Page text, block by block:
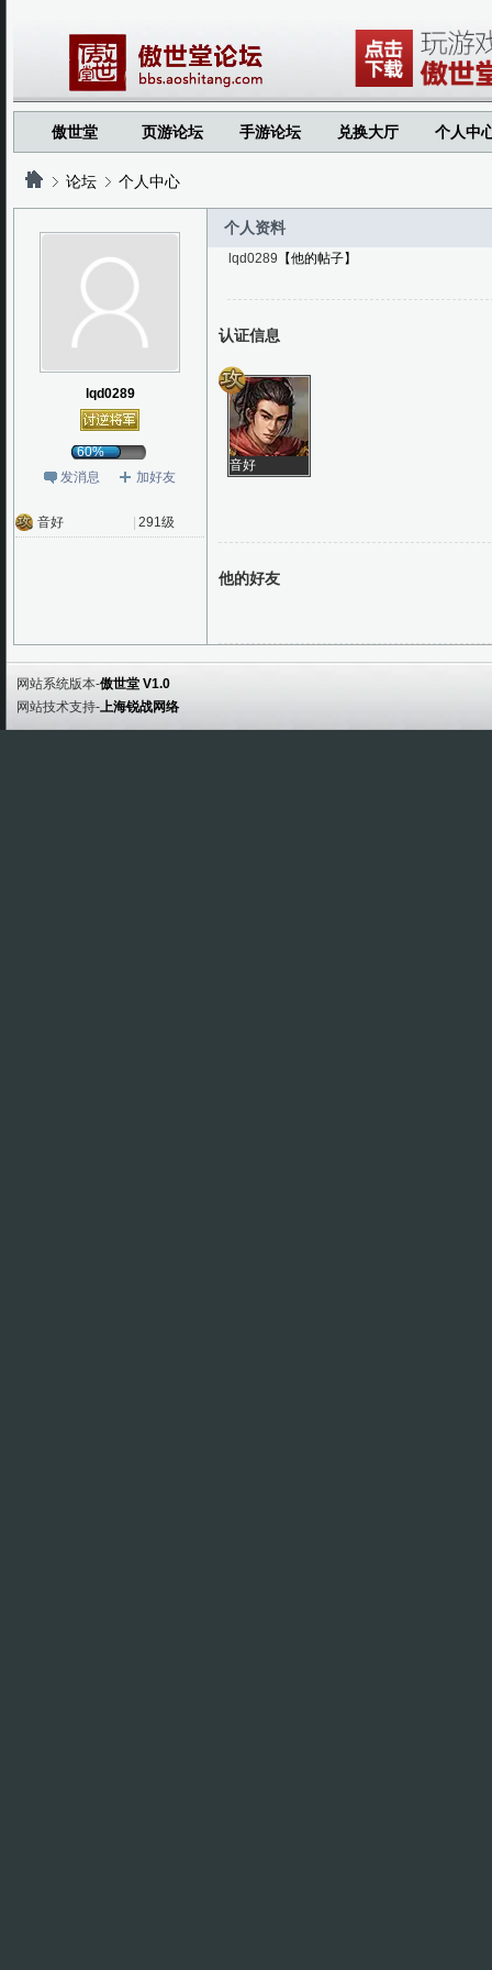
傲世堂 页游论坛 手游论坛 兑换大厅 个人中
论坛 个人中心
lqd0289
60%
发消息
加好友
音好 291级
个人资料
lqd0289 【他的帖子】
认证信息
音好
他的好友
网站系统版本-傲世堂 V1.0
网站技术支持-上海锐战网络